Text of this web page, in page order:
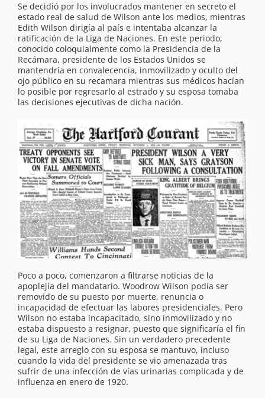
Se decidió por los involucrados mantener en secreto el
estado real de salud de Wilson ante los medios, mientras
Edith Wilson dirigía al país e intentaba alcanzar la
ratificación de la Liga de Naciones. En este periodo,
conocido coloquialmente como la Presidencia de la
Recámara, presidente de los Estados Unidos se
mantendría en convalecencia, inmovilizado y oculto del
ojo público en su recamara mientras sus médicos hacían
lo posible por regresarlo al estrado y su esposa tomaba
las decisiones ejecutivas de dicha nación.
Poco a poco, comenzaron a filtrarse noticias de la
apoplejía del mandatario. Woodrow Wilson podía ser
removido de su puesto por muerte, renuncia o
incapacidad de efectuar las labores presidenciales. Pero
Wilson no estaba incapacitado, sino inmovilizado y no
estaba dispuesto a resignar, puesto que significaría el fin
de su Liga de Naciones. Sin un verdadero precedente
legal, este arreglo con su esposa se mantuvo, incluso
cuando la vida del presidente se vio amenazada tras
sufrir de una infección de vías urinarias complicada y de
influenza en enero de 1920.